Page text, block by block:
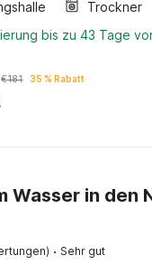
Trockner
bis zu 43 Tage
€181 35 % Rabatt
Wasser in den
· Sehr gut